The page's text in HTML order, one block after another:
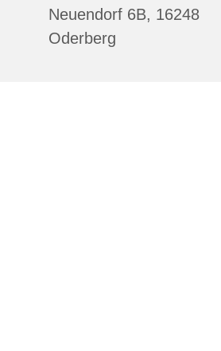
Neuendorf 6B, 16248
Oderberg